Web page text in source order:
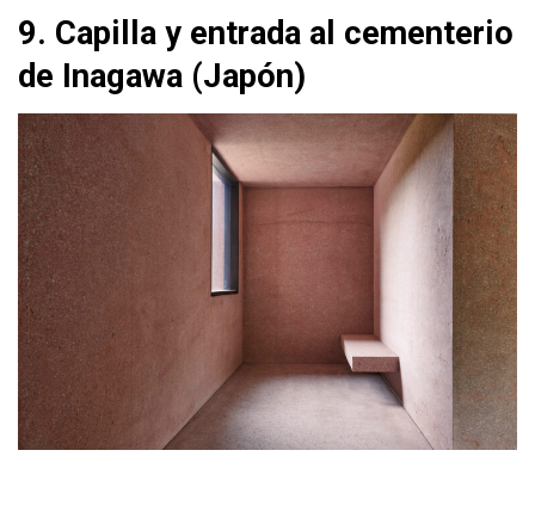
9. Capilla y entrada al cementerio
de Inagawa (Japón)